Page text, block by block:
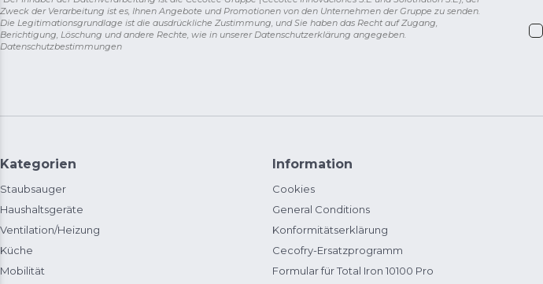
Zweck der Verarbeitung ist es, Ihnen Angebote und Promotionen von den Unternehmen der Gruppe zu senden.
Die Legitimationsgrundlage ist die ausdrückliche Zustimmung, und Sie haben das Recht auf Zugang,
Berichtigung, Löschung und andere Rechte, wie in unserer Datenschutzerklärung angegeben.
Datenschutzbestimmungen
Kategorien
Staubsauger
Haushaltsgeräte
Ventilation/Heizung
Küche
Mobilität
Information
Cookies
General Conditions
Konformitätserklärung
Cecofry-Ersatzprogramm
Formular für Total Iron 10100 Pro